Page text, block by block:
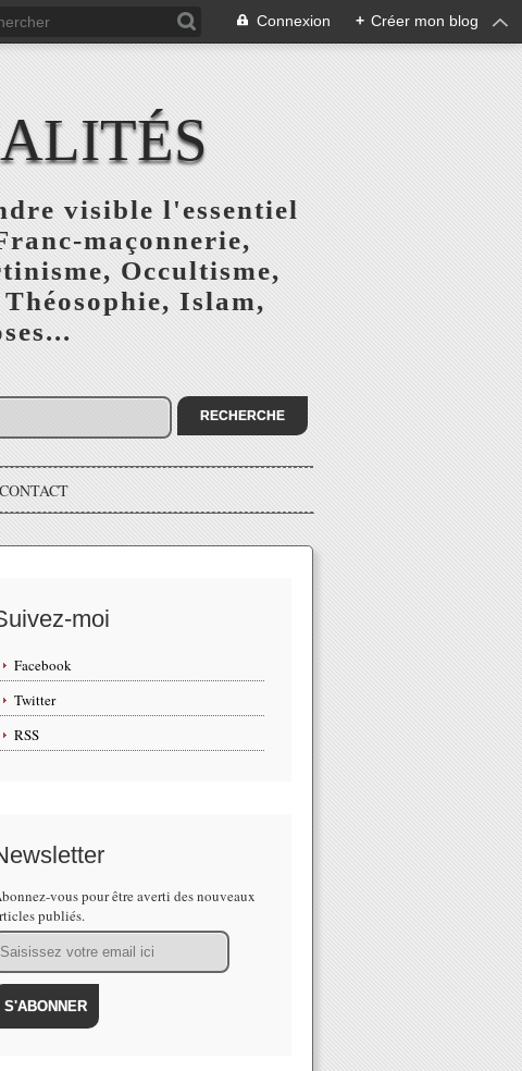
Connexion + Créer mon blog
visible l'essentiel
maçonnerie,
Occultisme,
Islam,
CONTACT
moi
Facebook
Twitter
RSS
vous pour être averti des nouveaux
publiés.